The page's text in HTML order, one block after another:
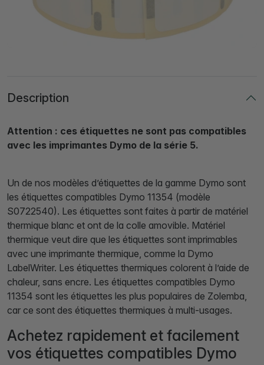
Description
Attention : ces étiquettes ne sont pas compatibles
avec les imprimantes Dymo de la série 5.
Un de nos modèles d’étiquettes de la gamme Dymo sont
les étiquettes compatibles Dymo 11354 (modèle
S0722540). Les étiquettes sont faites à partir de matériel
thermique blanc et ont de la colle amovible. Matériel
thermique veut dire que les étiquettes sont imprimables
avec une imprimante thermique, comme la Dymo
LabelWriter. Les étiquettes thermiques colorent à l’aide de
chaleur, sans encre. Les étiquettes compatibles Dymo
11354 sont les étiquettes les plus populaires de Zolemba,
car ce sont des étiquettes thermiques à multi-usages.
Achetez rapidement et facilement
vos étiquettes compatibles Dymo